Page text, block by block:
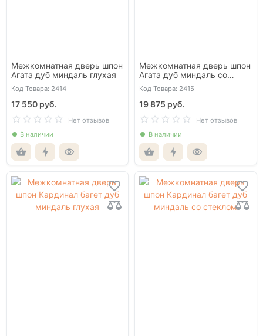
Межкомнатная дверь шпон
Агата дуб миндаль глухая
Код Товара: 2414
17 550 руб.
Нет отзывов
В наличии
Межкомнатная дверь шпон
Агата дуб миндаль со
стеклом
Код Товара: 2415
19 875 руб.
Нет отзывов
В наличии